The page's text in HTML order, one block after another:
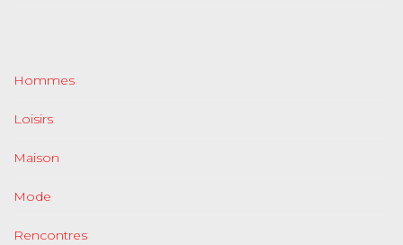
Hommes
Loisirs
Maison
Mode
Rencontres